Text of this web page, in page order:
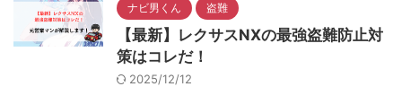
ナビ男くん 盗難
【最新】レクサスNXの最強盗難防止対
策はコレだ！
2025/12/12